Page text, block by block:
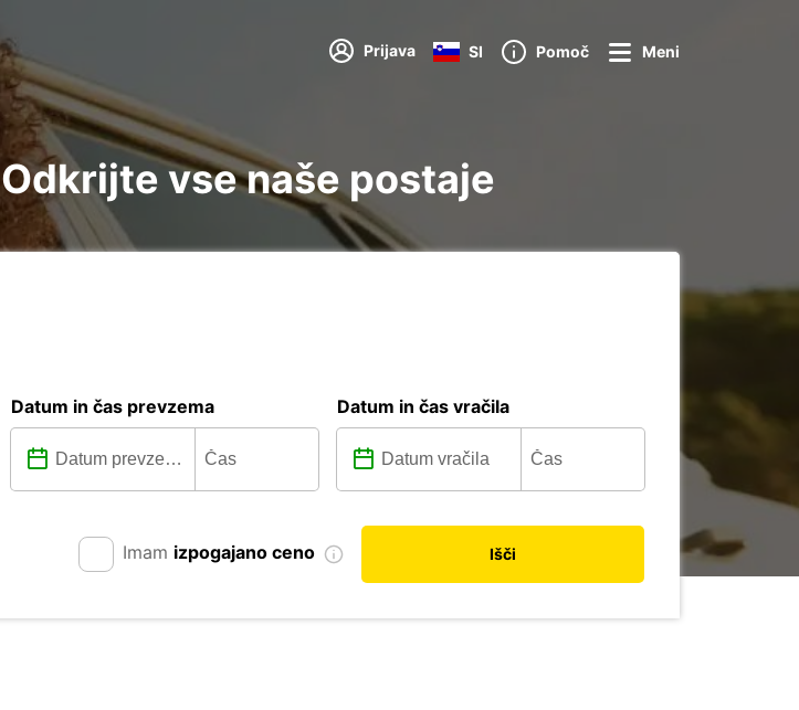
Prijava SI Pomoč Meni
vse naše postaje
Datum in čas prevzema Datum in čas vračila
Imam izpogajano ceno Išči